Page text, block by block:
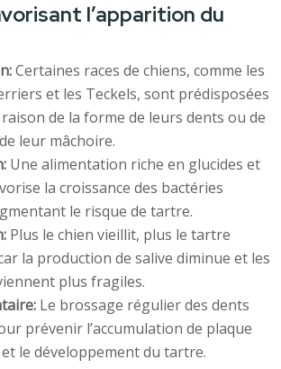
l’apparition du
Certaines races de chiens, comme les
et les Teckels, sont prédisposées
de la forme de leurs dents ou de
leur mâchoire.
Une alimentation riche en glucides et
la croissance des bactéries
le risque de tartre.
Plus le chien vieillit, plus le tartre
la production de salive diminue et les
plus fragiles.
Le brossage régulier des dents
prévenir l’accumulation de plaque
le développement du tartre.